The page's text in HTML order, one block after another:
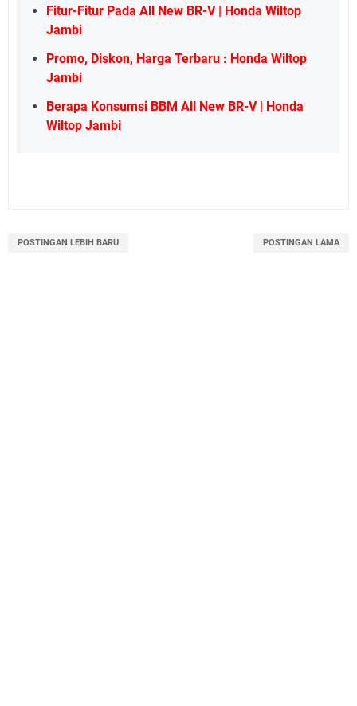
Fitur-Fitur Pada All New BR-V | Honda Wiltop
Jambi
Promo, Diskon, Harga Terbaru : Honda Wiltop
Jambi
Berapa Konsumsi BBM All New BR-V | Honda
Wiltop Jambi
POSTINGAN LEBIH BARU POSTINGAN LAMA